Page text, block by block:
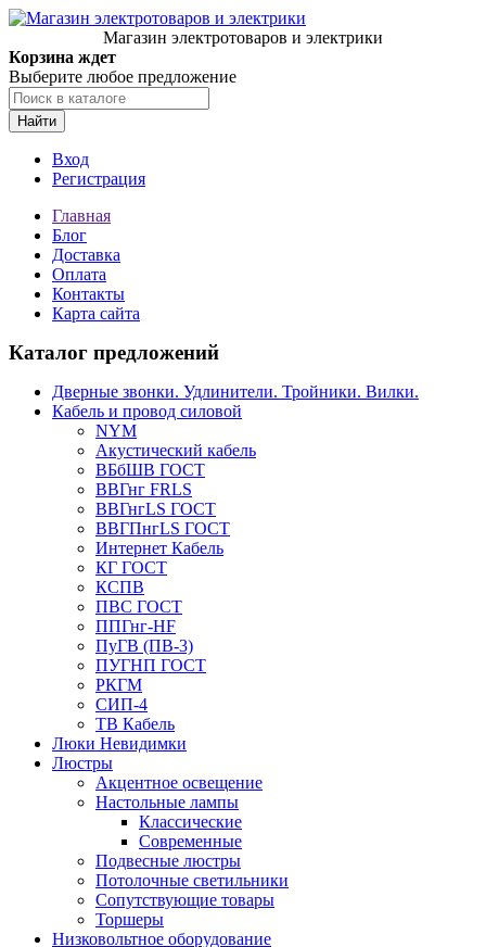
Магазин электротоваров и электрики
Корзина ждет
Выберите любое предложение
Найти
Вход
Регистрация
Главная
Блог
Доставка
Оплата
Контакты
Карта сайта
Каталог предложений
Дверные звонки. Удлинители. Тройники. Вилки.
Кабель и провод силовой
NYM
Акустический кабель
ВБбШВ ГОСТ
ВВГнг FRLS
ВВГнгLS ГОСТ
ВВГПнгLS ГОСТ
Интернет Кабель
КГ ГОСТ
КСПВ
ПВС ГОСТ
ППГнг-HF
ПуГВ (ПВ-3)
ПУГНП ГОСТ
РКГМ
СИП-4
ТВ Кабель
Люки Невидимки
Люстры
Акцентное освещение
Настольные лампы
Классические
Современные
Подвесные люстры
Потолочные светильники
Сопутствующие товары
Торшеры
Низковольтное оборудование